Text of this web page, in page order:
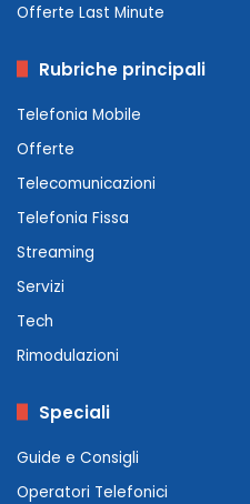
Offerte Last Minute
Rubriche principali
Telefonia Mobile
Offerte
Telecomunicazioni
Telefonia Fissa
Streaming
Servizi
Tech
Rimodulazioni
Speciali
Guide e Consigli
Operatori Telefonici